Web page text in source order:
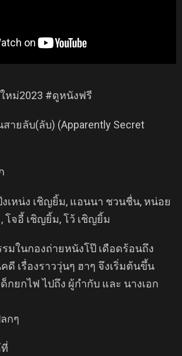
หม่2023 #ดูหนังฟรี
ายลับ(ลับ) (Apparently Secret
เหน่ง เชิญยิ้ม, แอนนา ชวนชื่น, หน่อย
โจอี้ เชิญยิ้ม, โว้ เชิญยิ้ม
มในกองถ่ายหนังโป๊ เดือดร้อนถึง
ดี เรื่องราววุ่นๆ ฮาๆ จึงเริ่มต้นขึ้น
กยกไฟ ไปถึง ผู้กำกับ และ นางเอก
กๆ